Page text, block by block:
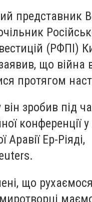
представник
(РФПІ)
що війна
протягом
він зробив під
конференції
Аравії Ер-Ріяді,
що